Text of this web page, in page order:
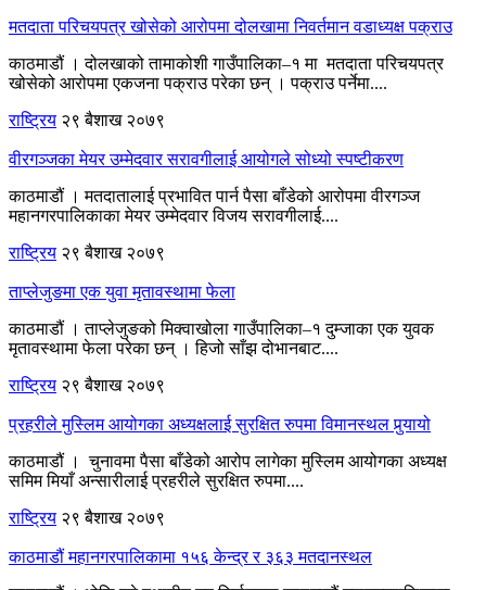
मतदाता परिचयपत्र खोसेको आरोपमा दोलखामा निवर्तमान वडाध्यक्ष पक्राउ
काठमाडौं । दोलखाको तामाकोशी गाउँपालिका–१ मा मतदाता परिचयपत्र
खोसेको आरोपमा एकजना पक्राउ परेका छन् । पक्राउ पर्नेमा....
राष्ट्रिय २९ बैशाख २०७९
वीरगञ्जका मेयर उम्मेदवार सरावगीलाई आयोगले सोध्यो स्पष्टीकरण
काठमाडौं । मतदातालाई प्रभावित पार्न पैसा बाँडेको आरोपमा वीरगञ्ज
महानगरपालिकाका मेयर उम्मेदवार विजय सरावगीलाई....
राष्ट्रिय २९ बैशाख २०७९
ताप्लेजुङमा एक युवा मृतावस्थामा फेला
काठमाडौं । ताप्लेजुङको मिक्वाखोला गाउँपालिका–१ दुम्जाका एक युवक
मृतावस्थामा फेला परेका छन् । हिजो साँझ दोभानबाट....
राष्ट्रिय २९ बैशाख २०७९
प्रहरीले मुस्लिम आयोगका अध्यक्षलाई सुरक्षित रुपमा विमानस्थल पुर्‍यायो
काठमाडौं । चुनावमा पैसा बाँडेको आरोप लागेका मुस्लिम आयोगका अध्यक्ष
समिम मियाँ अन्सारीलाई प्रहरीले सुरक्षित रुपमा....
राष्ट्रिय २९ बैशाख २०७९
काठमाडौं महानगरपालिकामा १५६ केन्द्र र ३६३ मतदानस्थल